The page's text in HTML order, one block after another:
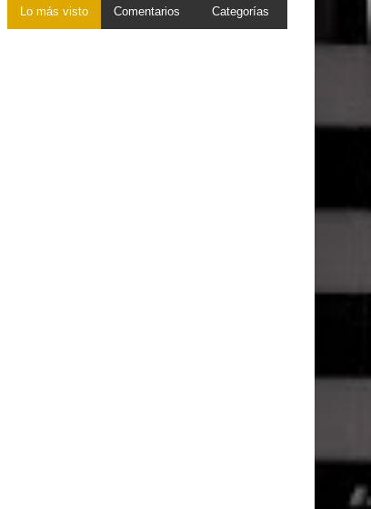
Lo más visto Comentarios Categorías